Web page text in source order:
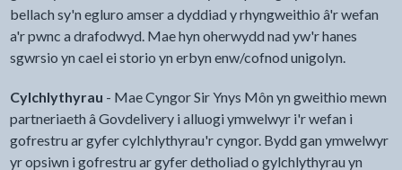
bellach sy'n egluro amser a dyddiad y rhyngweithio â'r wefan
a'r pwnc a drafodwyd. Mae hyn oherwydd nad yw'r hanes
sgwrsio yn cael ei storio yn erbyn enw/cofnod unigolyn.
Cylchlythyrau - Mae Cyngor Sir Ynys Môn yn gweithio mewn
partneriaeth â Govdelivery i alluogi ymwelwyr i'r wefan i
gofrestru ar gyfer cylchlythyrau'r cyngor. Bydd gan ymwelwyr
yr opsiwn i gofrestru ar gyfer detholiad o gylchlythyrau yn